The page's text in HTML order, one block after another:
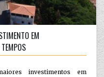
EM
investimentos em